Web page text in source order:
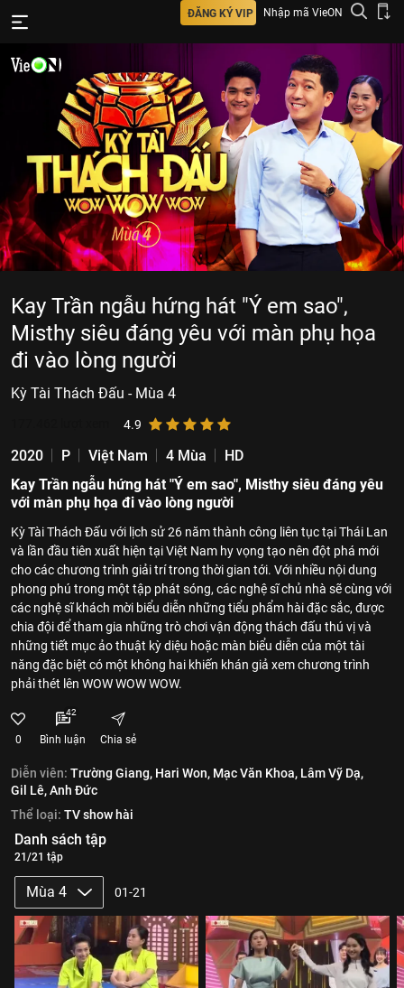
ĐĂNG KÝ VIP Nhập mã VieON
Kay Trần ngẫu hứng hát "Ý em sao",
Misthy siêu đáng yêu với màn phụ họa
đi vào lòng người
Kỳ Tài Thách Đấu - Mùa 4
4.9
2020 P Việt Nam 4 Mùa
HD
Kay Trần ngẫu hứng hát "Ý em sao", Misthy siêu đáng yêu
với màn phụ họa đi vào lòng người
Kỳ Tài Thách Đấu với lịch sử 26 năm thành công liên tục tại Thái Lan
và lần đầu tiên xuất hiện tại Việt Nam hy vọng tạo nên đột phá mới
cho các chương trình giải trí trong thời gian tới. Với nhiều nội dung
phong phú trong một tập phát sóng, các nghệ sĩ chủ nhà sẽ cùng với
các nghệ sĩ khách mời biểu diễn những tiểu phẩm hài đặc sắc, được
chia đội để tham gia những trò chơi vận động thách đấu thú vị và
những tiết mục ảo thuật kỳ diệu hoặc màn biểu diễn của một tài
năng đặc biệt có một không hai khiến khán giả xem chương trình
phải thét lên WOW WOW WOW.
0
42
Bình luận Chia sẻ
Diễn viên: Trường Giang, Hari Won, Mạc Văn Khoa, Lâm Vỹ Dạ,
Gil Lê,Anh Đức
Thể loại: TV show hài
Danh sách tập
21/21 tập
Mùa 4 01-21